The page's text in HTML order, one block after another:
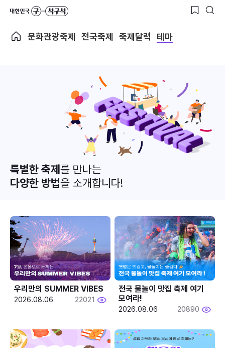
문화관광축제 전국축제 축제달력 테마
특별한 축제를 만나는
다양한 방법을 소개합니다!
우리만의 SUMMER VIBES
2026.08.06 22021
전국 물놀이 맛집 축제 여기
모여라!
2026.08.06 20890